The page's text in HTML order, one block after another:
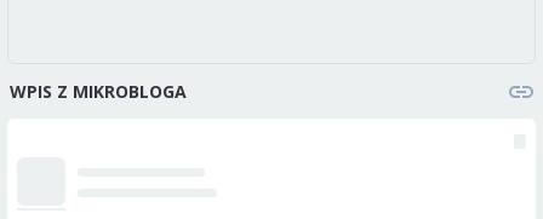
WPIS Z MIKROBLOGA